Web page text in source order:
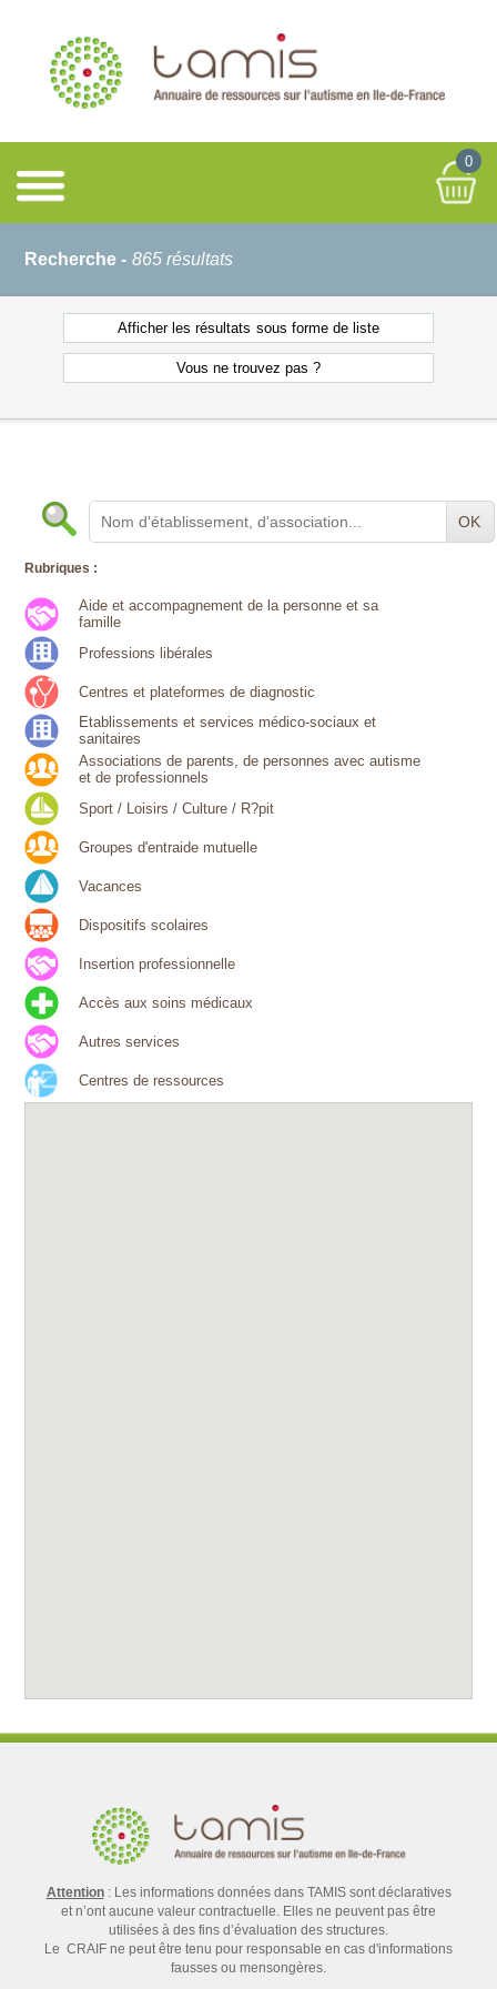
0
Recherche - 865 résultats
Afficher les résultats sous forme de liste
Vous ne trouvez pas ?
OK
Rubriques :
Aide et accompagnement de la personne et sa
famille
Professions libérales
Centres et plateformes de diagnostic
Etablissements et services médico-sociaux et
sanitaires
Associations de parents, de personnes avec autisme
et de professionnels
Sport / Loisirs / Culture / R?pit
Groupes d'entraide mutuelle
Vacances
Dispositifs scolaires
Insertion professionnelle
Accès aux soins médicaux
Autres services
Centres de ressources
Attention: Les informations données dans TAMIS sont déclaratives
et n’ont aucune valeur contractuelle. Elles ne peuvent pas être
utilisées à des fins d’évaluation des structures.
Le CRAIF ne peut être tenu pour responsable en cas d'informations
fausses ou mensongères.